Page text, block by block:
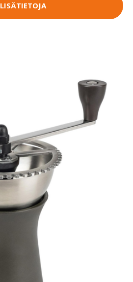
LISÄTIETOJA